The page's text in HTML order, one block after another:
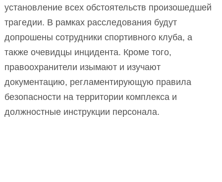
установление всех обстоятельств произошедшей
трагедии. В рамках расследования будут
допрошены сотрудники спортивного клуба, а
также очевидцы инцидента. Кроме того,
правоохранители изымают и изучают
документацию, регламентирующую правила
безопасности на территории комплекса и
должностные инструкции персонала.